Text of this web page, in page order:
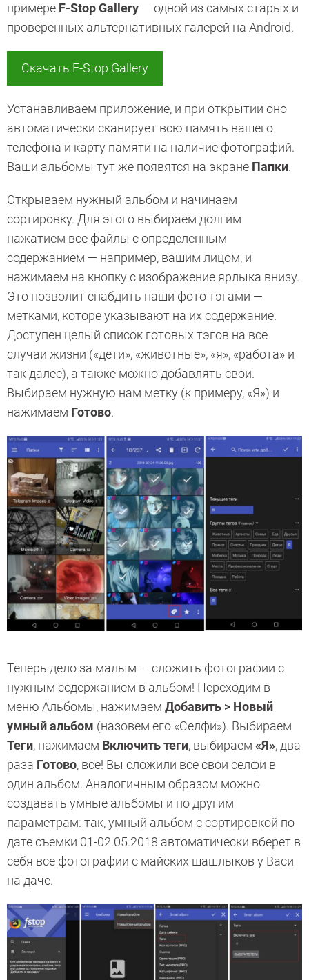
примере F-Stop Gallery — одной из самых старых и
проверенных альтернативных галерей на Android.
Скачать F-Stop Gallery
Устанавливаем приложение, и при открытии оно
автоматически сканирует всю память вашего
телефона и карту памяти на наличие фотографий.
Ваши альбомы тут же появятся на экране Папки.
Открываем нужный альбом и начинаем
сортировку. Для этого выбираем долгим
нажатием все файлы с определенным
содержанием — например, вашим лицом, и
нажимаем на кнопку с изображение ярлыка внизу.
Это позволит снабдить наши фото тэгами —
метками, которе указывают на их содержание.
Доступен целый список готовых тэгов на все
случаи жизни («дети», «животные», «я», «работа» и
так далее), а также можно добавлять свои.
Выбираем нужную нам метку (к примеру, «Я») и
нажимаем Готово.
Теперь дело за малым — сложить фотографии с
нужным содержанием в альбом! Переходим в
меню Альбомы, нажимаем Добавить > Новый
умный альбом (назовем его «Селфи»). Выбираем
Теги, нажимаем Включить теги, выбираем «Я», два
раза Готово, все! Вы сложили все свои селфи в
один альбом. Аналогичным образом можно
создавать умные альбомы и по другим
параметрам: так, умный альбом с сортировкой по
дате съемки 01-02.05.2018 автоматически вберет в
себя все фотографии с майских шашлыков у Васи
на даче.